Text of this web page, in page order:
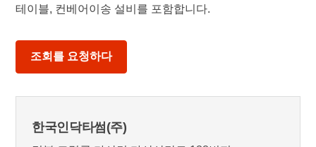
테이블, 컨베어이송 설비를 포함합니다.
조회를 요청하다
한국인닥타썸(주)